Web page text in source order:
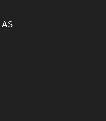
AS